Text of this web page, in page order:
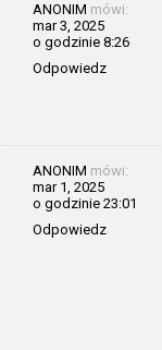
ANONIM mówi:
mar 3, 2025
o godzinie 8:26
Odpowiedz
ANONIM mówi:
mar 1, 2025
o godzinie 23:01
Odpowiedz